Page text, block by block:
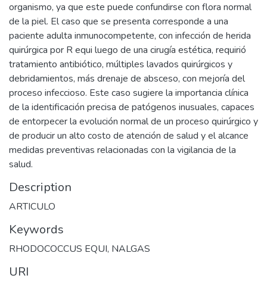
organismo, ya que este puede confundirse con flora normal
de la piel. El caso que se presenta corresponde a una
paciente adulta inmunocompetente, con infección de herida
quirúrgica por R equi luego de una cirugía estética, requirió
tratamiento antibiótico, múltiples lavados quirúrgicos y
debridamientos, más drenaje de absceso, con mejoría del
proceso infeccioso. Este caso sugiere la importancia clínica
de la identificación precisa de patógenos inusuales, capaces
de entorpecer la evolución normal de un proceso quirúrgico y
de producir un alto costo de atención de salud y el alcance
medidas preventivas relacionadas con la vigilancia de la
salud.
Description
ARTICULO
Keywords
RHODOCOCCUS EQUI, NALGAS
URI